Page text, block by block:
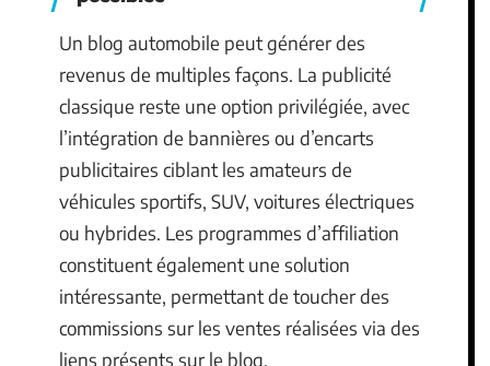
Un blog automobile peut générer des
revenus de multiples façons. La publicité
classique reste une option privilégiée, avec
l’intégration de bannières ou d’encarts
publicitaires ciblant les amateurs de
véhicules sportifs, SUV, voitures électriques
ou hybrides. Les programmes d’affiliation
constituent également une solution
intéressante, permettant de toucher des
commissions sur les ventes réalisées via des
liens présents sur le blog.